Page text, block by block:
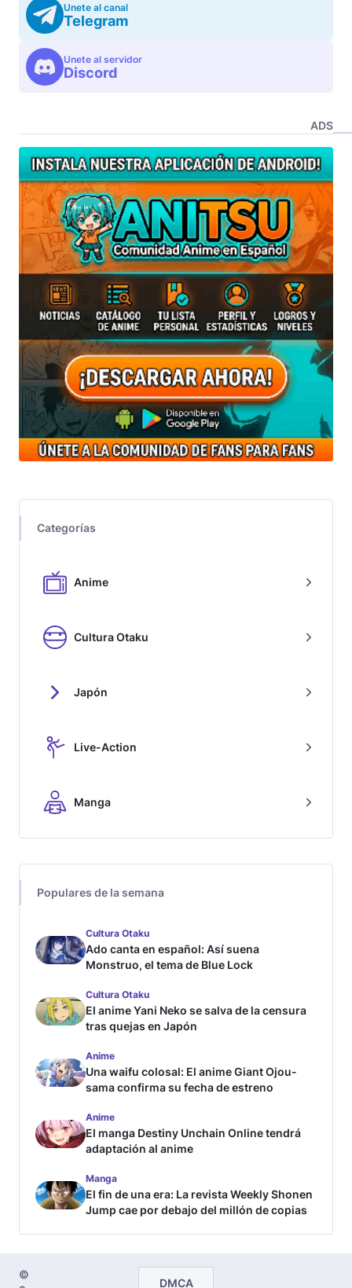
Unete al canal
Telegram
Unete al servidor
Discord
ADS
Categorías
Anime
Cultura Otaku
Japón
Live-Action
Manga
Populares de la semana
Cultura Otaku
Ado canta en español: Así suena
Monstruo, el tema de Blue Lock
Cultura Otaku
El anime Yani Neko se salva de la censura
tras quejas en Japón
Anime
Una waifu colosal: El anime Giant Ojou-
sama confirma su fecha de estreno
Anime
El manga Destiny Unchain Online tendrá
adaptación al anime
Manga
El fin de una era: La revista Weekly Shonen
Jump cae por debajo del millón de copias
©
DMCA